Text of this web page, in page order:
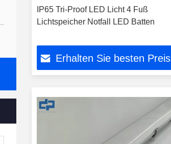
IP65 Tri-Proof LED Licht 4 Fuß
Lichtspeicher Notfall LED Batten
Erhalten Sie besten Preis